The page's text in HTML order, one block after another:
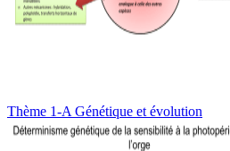
Thème 1-A Génétique et évolution